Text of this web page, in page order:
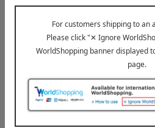
LINE公式ア
高島屋オンラインストアLINE公式ア
名品やお得な最新情報を配信中！